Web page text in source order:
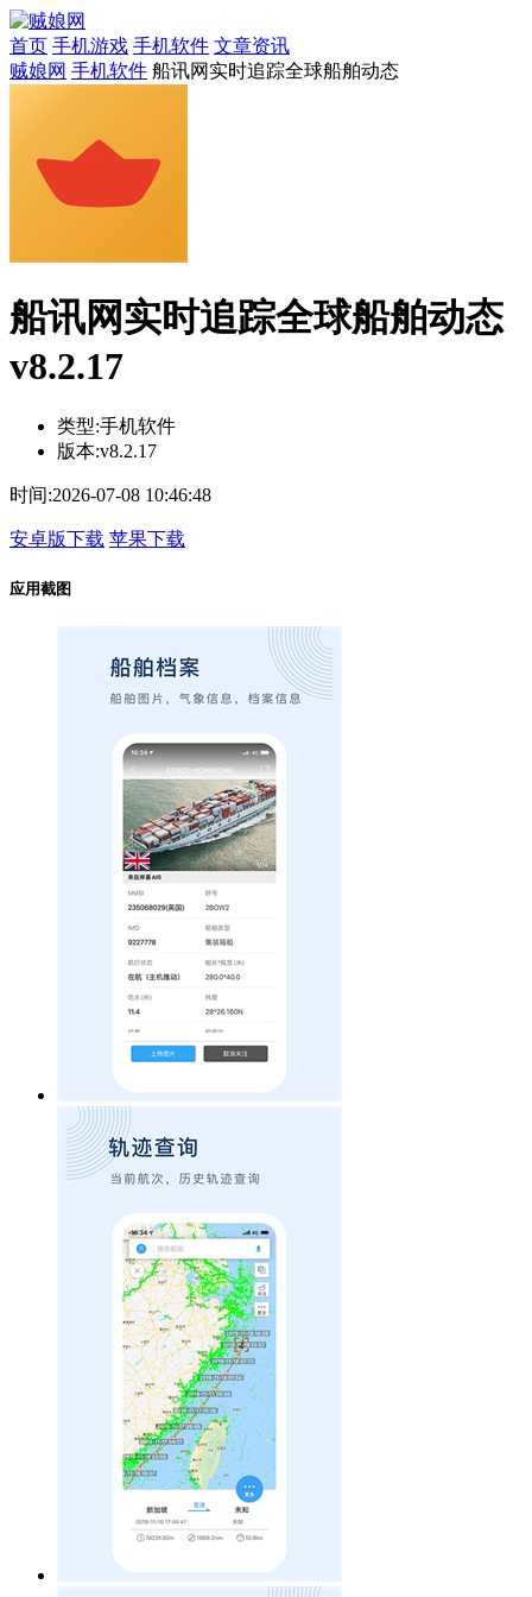
首页 手机游戏 手机软件 文章资讯
贼娘网 手机软件 船讯网实时追踪全球船舶动态
船讯网实时追踪全球船舶动态
v8.2.17
类型:手机软件
版本:v8.2.17
时间:2026-07-08 10:46:48
安卓版下载 苹果下载
应用截图